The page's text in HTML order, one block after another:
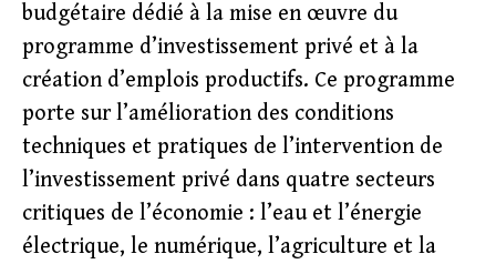
budgétaire dédié à la mise en œuvre du
programme d’investissement privé et à la
création d’emplois productifs. Ce programme
porte sur l’amélioration des conditions
techniques et pratiques de l’intervention de
l’investissement privé dans quatre secteurs
critiques de l’économie : l’eau et l’énergie
électrique, le numérique, l’agriculture et la